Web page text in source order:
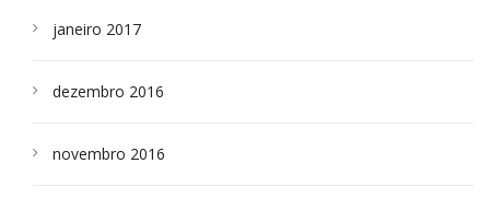
janeiro 2017
dezembro 2016
novembro 2016